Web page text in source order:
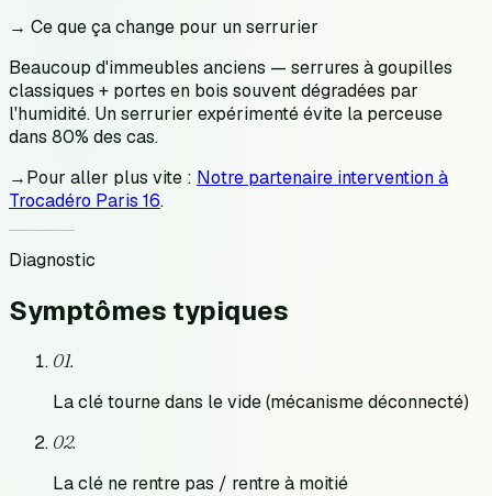
→ Ce que ça change pour un serrurier
Beaucoup d'immeubles anciens — serrures à goupilles
classiques + portes en bois souvent dégradées par
l'humidité. Un serrurier expérimenté évite la perceuse
dans 80% des cas.
→Pour aller plus vite : Notre partenaire intervention à
Trocadéro Paris 16.
Diagnostic
Symptômes typiques
01.
La clé tourne dans le vide (mécanisme déconnecté)
02.
La clé ne rentre pas / rentre à moitié